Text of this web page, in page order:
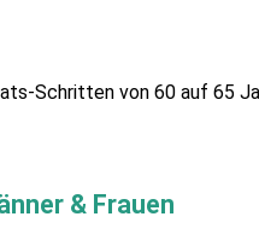
Schritten von 60 auf 65
& Frauen